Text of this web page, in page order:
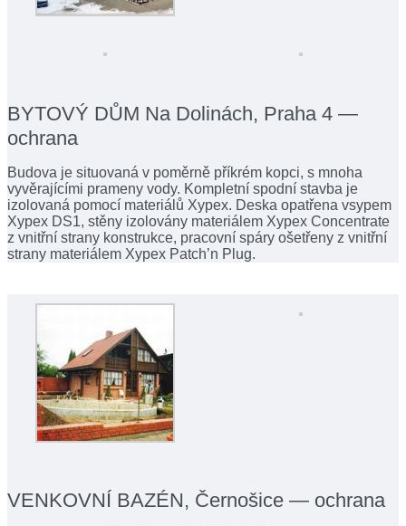
BYTOVÝ DŮM Na Dolinách, Praha 4 —
ochrana
Budova je situovaná v poměrně příkrém kopci, s mnoha
vyvěrajícími prameny vody. Kompletní spodní stavba je
izolovaná pomocí materiálů Xypex. Deska opatřena vsypem
Xypex DS1, stěny izolovány materiálem Xypex Concentrate
z vnitřní strany konstrukce, pracovní spáry ošetřeny z vnitřní
strany materiálem Xypex Patch’n Plug.
VENKOVNÍ BAZÉN, Černošice — ochrana